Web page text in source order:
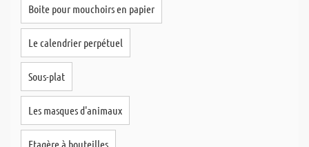
Boite pour mouchoirs en papier
Le calendrier perpétuel
Sous-plat
Les masques d'animaux
Etagère à bouteilles